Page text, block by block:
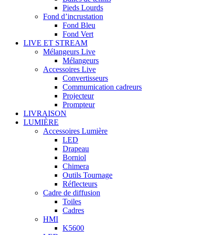
Pieds Lourds
Fond d’incrustation
Fond Bleu
Fond Vert
LIVE ET STREAM
Mélangeurs Live
Mélangeurs
Accessoires Live
Convertisseurs
Commumication cadreurs
Projecteur
Prompteur
LIVRAISON
LUMIÈRE
Accessoires Lumière
LED
Drapeau
Borniol
Chimera
Outils Tournage
Réflecteurs
Cadre de diffusion
Toiles
Cadres
HMI
K5600